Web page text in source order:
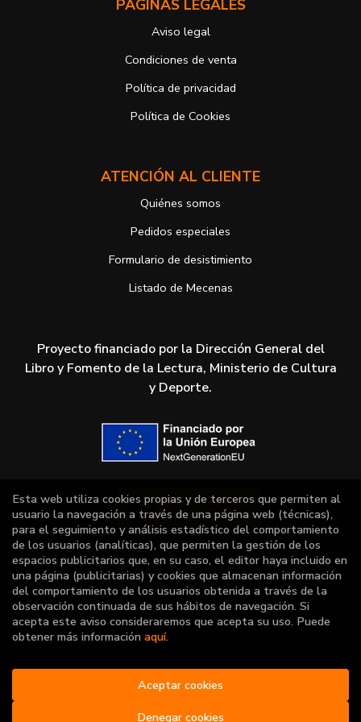
electrónico o de correo postal, ambos con la fotocopia del DNI del
Responsable del tratamiento: Antonio José Alcolea Navarro
Dirección postal: Avenida Giorgeta 22, Bajo
Si desea ampliar información sobre la política de privacidad de
nuestra empresa, puede hacerlo en el siguiente enlace:
PÁGINAS LEGALES
Aviso legal
Condiciones de venta
Política de privacidad
Política de Cookies
ATENCIÓN AL CLIENTE
Quiénes somos
Pedidos especiales
Formulario de desistimiento
Listado de Mecenas
Proyecto financiado por la Dirección General del
Libro y Fomento de la Lectura, Ministerio de Cultura
y Deporte.
Vuelo de palabras. Todos los Derechos
Esta web utiliza cookies propias y de terceros que permiten al
usuario la navegación a través de una página web (técnicas),
para el seguimiento y análisis estadístico del comportamiento
de los usuarios (analíticas), que permiten la gestión de los
espacios publicitarios que, en su caso, el editor haya incluido en
una página (publicitarias) y cookies que almacenan información
del comportamiento de los usuarios obtenida a través de la
observación continuada de sus hábitos de navegación. Si
acepta este aviso consideraremos que acepta su uso. Puede
obtener más información aquí.
Denegar cookies
Aceptar cookies